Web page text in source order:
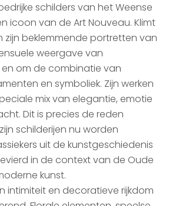
schilders van het Weense
icoon van de Art Nouveau. Klimt
zijn beklemmende portretten van
weergave van
om de combinatie van
en symboliek. Zijn werken
mix van elegantie, emotie
Dit is precies de reden
schilderijen nu worden
uit de kunstgeschiedenis
in de context van de Oude
kunst.
intimiteit en decoratieve rijkdom